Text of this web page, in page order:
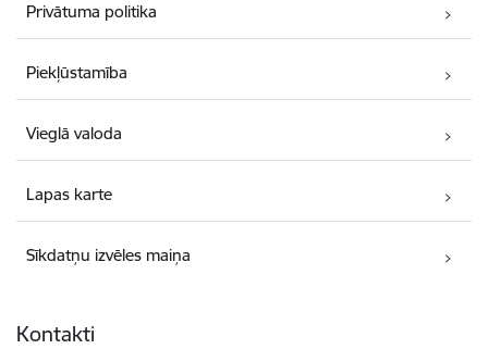
Privātuma politika
Piekļūstamība
Vieglā valoda
Lapas karte
Sīkdatņu izvēles maiņa
Kontakti